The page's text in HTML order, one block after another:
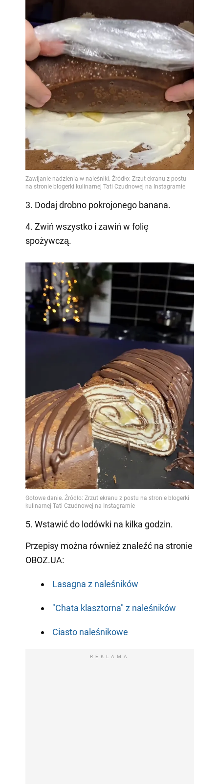
3. Dodaj drobno pokrojonego banana.
4. Zwiń wszystko i zawiń w folię
spożywczą.
5. Wstawić do lodówki na kilka godzin.
Przepisy można również znaleźć na stronie
OBOZ.UA:
Lasagna z naleśników
"Chata klasztorna" z naleśników
Ciasto naleśnikowe
REKLAMA